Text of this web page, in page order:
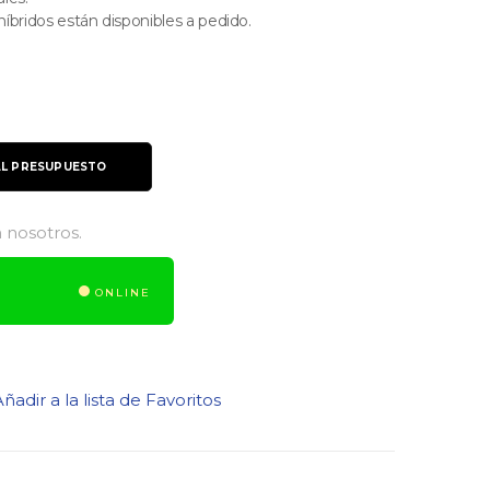
están disponibles a pedido.
PRESUPUESTO
nosotros.
ONLINE
a la lista de Favoritos